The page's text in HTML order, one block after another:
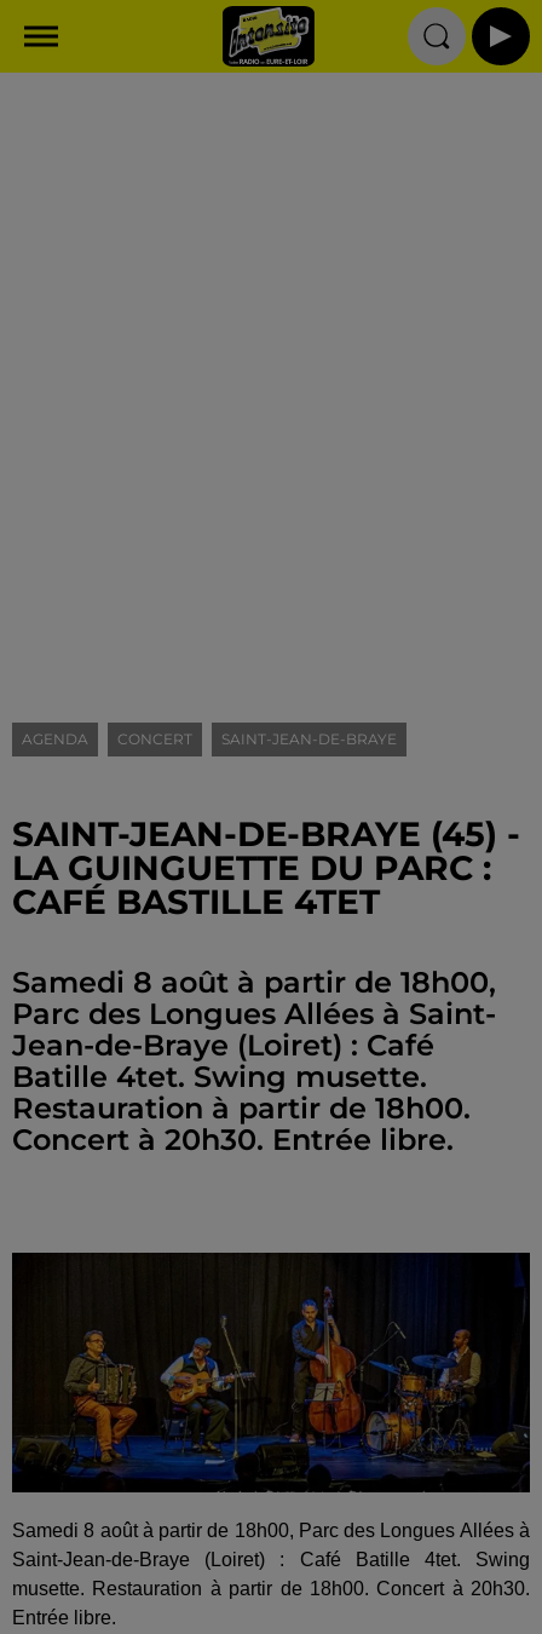
AGENDA CONCERT SAINT-JEAN-DE-BRAYE
SAINT-JEAN-DE-BRAYE (45) -
LA GUINGUETTE DU PARC :
CAFÉ BASTILLE 4TET
Samedi 8 août à partir de 18h00,
Parc des Longues Allées à Saint-
Jean-de-Braye (Loiret) : Café
Batille 4tet. Swing musette.
Restauration à partir de 18h00.
Concert à 20h30. Entrée libre.
Samedi 8 août à partir de 18h00, Parc des Longues Allées à
Saint-Jean-de-Braye (Loiret) : Café Batille 4tet. Swing
musette. Restauration à partir de 18h00. Concert à 20h30.
Entrée libre.